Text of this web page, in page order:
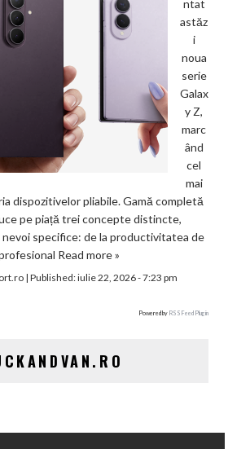
ntat
astăz
i
noua
serie
Galax
y Z,
marc
ând
cel
mai
dispozitivelor pliabile. Gamă completă
pe piață trei concepte distincte,
specifice: de la productivitatea de
Read more »
| Published:iulie 22, 2026 - 7:23 pm
Powered by RSS Feed Plugin